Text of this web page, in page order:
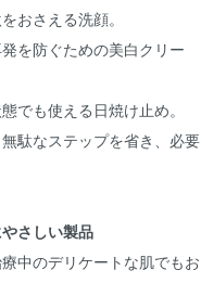
おさえる洗顔。
を防ぐための美白クリー
でも使える日焼け止め。
駄なステップを省き、必要
さしい製品
中のデリケートな肌でもお